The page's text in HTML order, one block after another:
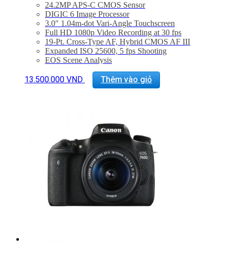
24.2MP APS-C CMOS Sensor
DIGIC 6 Image Processor
3.0″ 1.04m-dot Vari-Angle Touchscreen
Full HD 1080p Video Recording at 30 fps
19-Pt. Cross-Type AF, Hybrid CMOS AF III
Expanded ISO 25600, 5 fps Shooting
EOS Scene Analysis
Bảo hành 24 tháng
Đã bao gồm VAT 10%
13.500.000 VND Thêm vào giỏ